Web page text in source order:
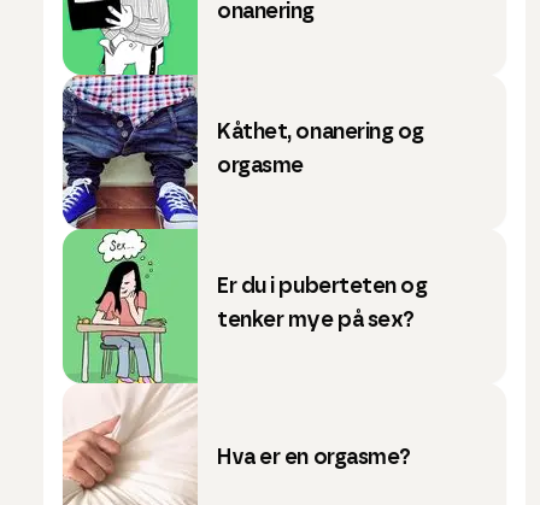
onanering
Kåthet, onanering og
orgasme
Er du i puberteten og
tenker mye på sex?
Hva er en orgasme?